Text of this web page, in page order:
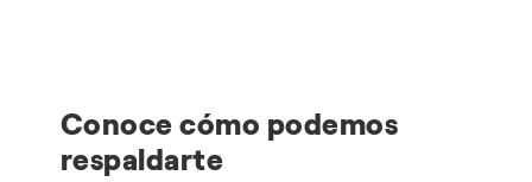
Conoce cómo podemos
respaldarte